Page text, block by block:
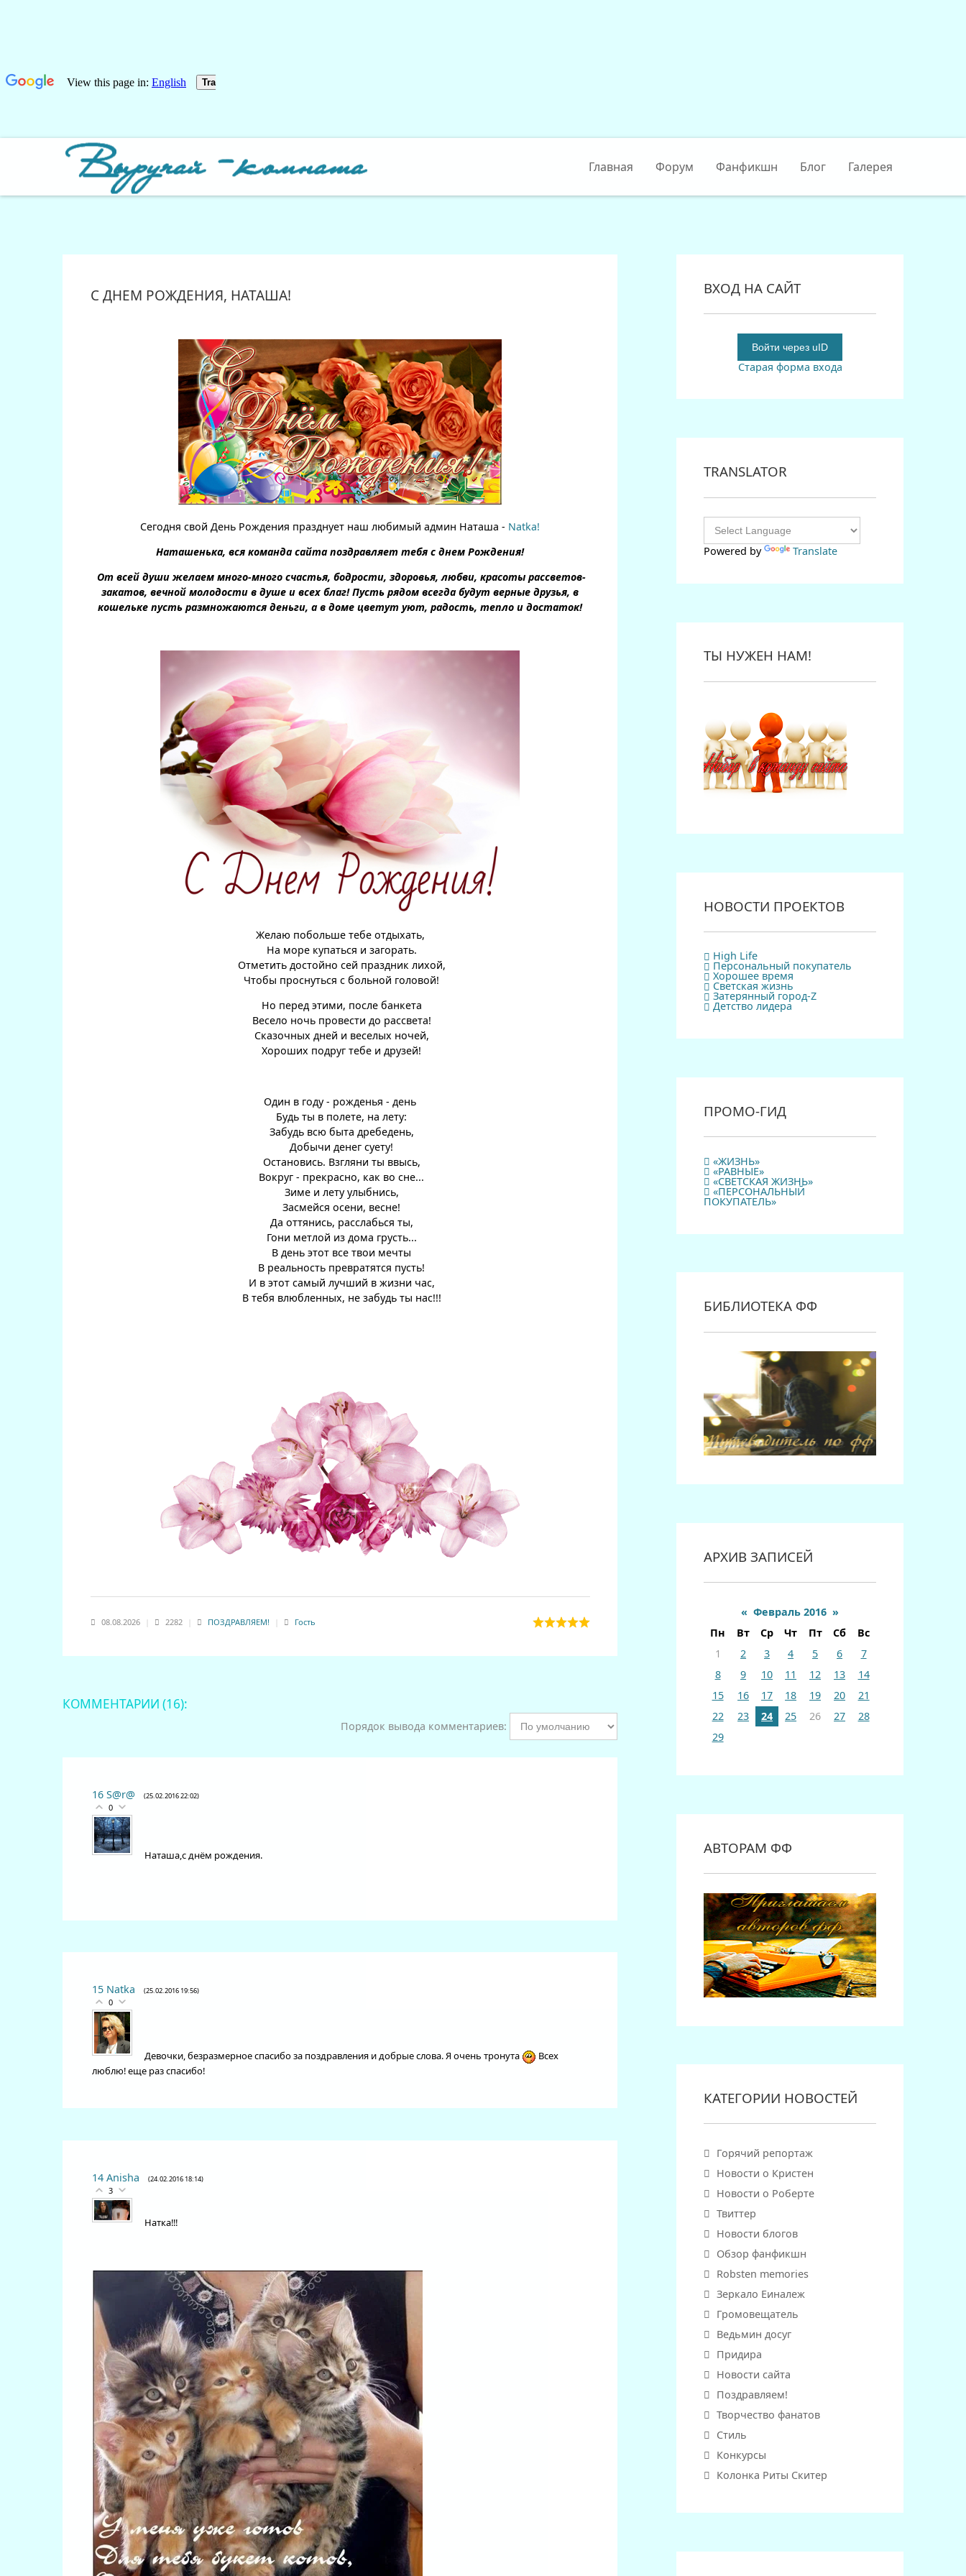
Главная Форум Фанфикшн Блог Галерея
С ДНЕМ РОЖДЕНИЯ, НАТАША!
Сегодня свой День Рождения празднует наш любимый админ Наташа - Natka!
Наташенька, вся команда сайта поздравляет тебя с днем Рождения!
От всей души желаем много-много счастья, бодрости, здоровья, любви, красоты рассветов-
закатов, вечной молодости в душе и всех благ! Пусть рядом всегда будут верные друзья, в
кошельке пусть размножаются деньги, а в доме цветут уют, радость, тепло и достаток!
Желаю побольше тебе отдыхать,
На море купаться и загорать.
Отметить достойно сей праздник лихой,
Чтобы проснуться с больной головой!
Но перед этими, после банкета
Весело ночь провести до рассвета!
Сказочных дней и веселых ночей,
Хороших подруг тебе и друзей!
Один в году - рожденья - день
Будь ты в полете, на лету:
Забудь всю быта дребедень,
Добычи денег суету!
Остановись. Взгляни ты ввысь,
Вокруг - прекрасно, как во сне...
Зиме и лету улыбнись,
Засмейся осени, весне!
Да оттянись, расслабься ты,
Гони метлой из дома грусть...
В день этот все твои мечты
В реальность превратятся пусть!
И в этот самый лучший в жизни час,
В тебя влюбленных, не забудь ты нас!!!
08.08.2026 2282 ПОЗДРАВЛЯЕМ! Гость
КОММЕНТАРИИ (16):
Порядок вывода комментариев:
16 S@r@ (25.02.2016 22:02)
0
Наташа,с днём рождения.
15 Natka (25.02.2016 19:56)
0
Девочки, безразмерное спасибо за поздравления и добрые слова. Я очень тронута
Всех
люблю! еще раз спасибо!
14 Anisha (24.02.2016 18:14)
3
Натка!!!
ВХОД НА САЙТ
Войти через uID
Старая форма входа
TRANSLATOR
Powered by Translate
ТЫ НУЖЕН НАМ!
НОВОСТИ ПРОЕКТОВ
High Life
Персональный покупатель
Хорошее время
Светская жизнь
Затерянный город-Z
Детство лидера
ПРОМО-ГИД
«ЖИЗНЬ»
«РАВНЫЕ»
«СВЕТСКАЯ ЖИЗНЬ»
«ПЕРСОНАЛЬНЫЙ
ПОКУПАТЕЛЬ»
БИБЛИОТЕКА ФФ
АРХИВ ЗАПИСЕЙ
« Февраль 2016 »
Пн
Вт Ср Чт Пт Сб
Вс
1
2 3 4 5 6
7
8
9 10 11 12 13
14
15
16 17 18 19 20
21
22
23 24 25 26 27
28
29
АВТОРАМ ФФ
КАТЕГОРИИ НОВОСТЕЙ
Горячий репортаж
Новости о Кристен
Новости о Роберте
Твиттер
Новости блогов
Обзор фанфикшн
Robsten memories
Зеркало Еиналеж
Громовещатель
Ведьмин досуг
Придира
Новости сайта
Поздравляем!
Творчество фанатов
Стиль
Конкурсы
Колонка Риты Скитер